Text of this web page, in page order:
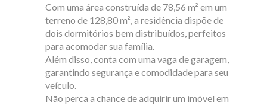
Com uma área construída de 78,56 m² em um
terreno de 128,80 m², a residência dispõe de
dois dormitórios bem distribuídos, perfeitos
para acomodar sua família.
Além disso, conta com uma vaga de garagem,
garantindo segurança e comodidade para seu
veículo.
Não perca a chance de adquirir um imóvel em